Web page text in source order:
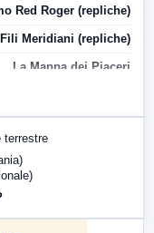
Red Roger (repliche)
Fili Meridiani (repliche)
La Mappa dei Piaceri
terrestre